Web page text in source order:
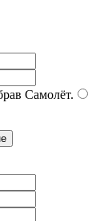
Самолёт.